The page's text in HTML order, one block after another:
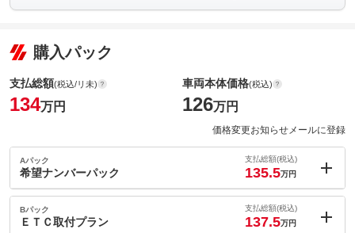
購入パック
支払総額(税込/リ未)
134万円
車両本体価格(税込)
126万円
価格変更お知らせメールに登録
Aパック
希望ナンバーパック
支払総額(税込)
135.5万円
内：オプシ
ョン価格
(税込)
Bパック
ＥＴＣ取付プラン
支払総額(税込)
137.5万円